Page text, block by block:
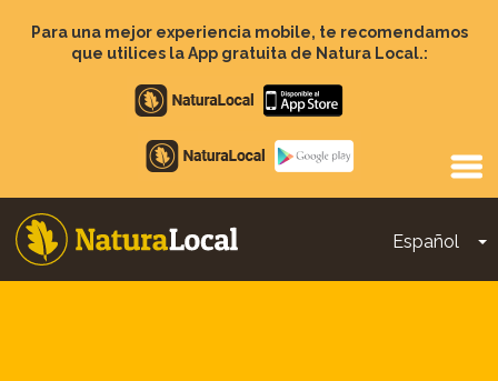
contenido
Para una mejor experiencia mobile, te recomendamos
que utilices la App gratuita de Natura Local.:
Apple
store
Google
Play
Español
Main